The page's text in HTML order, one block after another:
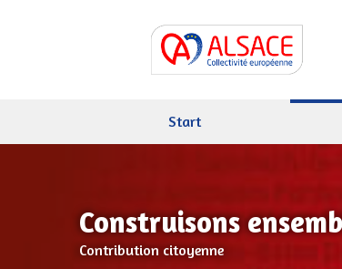
Start
Construisons
Contribution citoyenne